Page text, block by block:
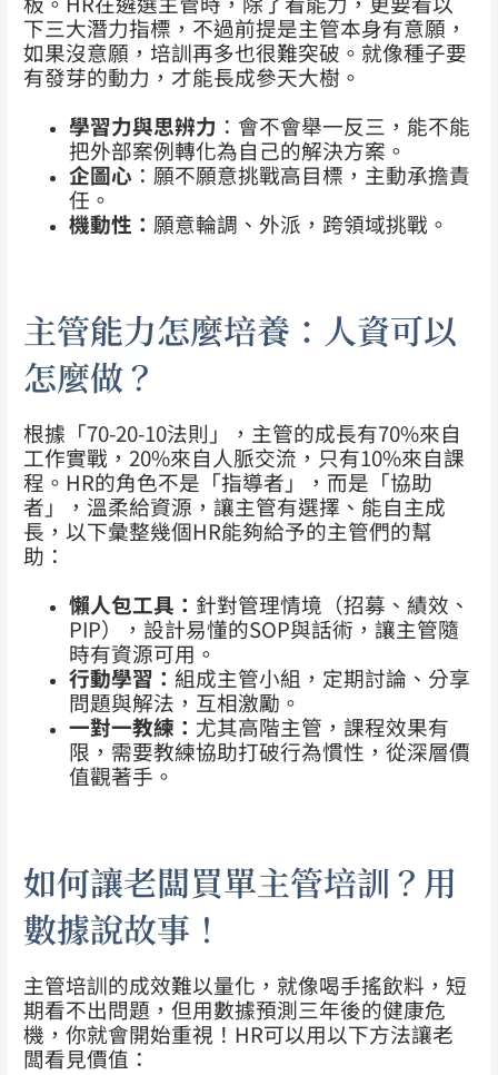
下三大潛力指標，不過前提是主管本身有意願，
如果沒意願，培訓再多也很難突破。就像種子要
有發芽的動力，才能長成參天大樹。
學習力與思辨力 ：會不會舉一反三，能不能
把外部案例轉化為自己的解決方案。
企圖心 ：願不願意挑戰高目標，主動承擔責
任。
機動性： 願意輪調、外派，跨領域挑戰。
主管能力怎麼培養：人資可以
怎麼做？
根據「70-20-10法則」，主管的成長有70%來自
工作實戰，20%來自人脈交流，只有10%來自課
程。HR的角色不是「指導者」，而是「協助
者」，溫柔給資源，讓主管有選擇、能自主成
長，以下彙整幾個HR能夠給予的主管們的幫
助：
懶人包工具： 針對管理情境（招募、績效、
PIP），設計易懂的SOP與話術，讓主管隨
時有資源可用。
行動學習： 組成主管小組，定期討論、分享
問題與解法，互相激勵。
一對一教練： 尤其高階主管，課程效果有
限，需要教練協助打破行為慣性，從深層價
值觀著手。
如何讓老闆買單主管培訓？用
數據說故事！
主管培訓的成效難以量化，就像喝手搖飲料，短
期看不出問題，但用數據預測三年後的健康危
機，你就會開始重視！HR可以用以下方法讓老
闆看見價值：